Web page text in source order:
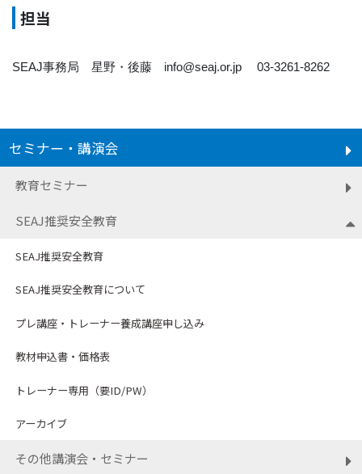
担当
SEAJ事務局 星野・後藤 info@seaj.or.jp 03-3261-8262
セミナー・講演会
教育セミナー
SEAJ推奨安全教育
SEAJ推奨安全教育
SEAJ推奨安全教育について
プレ講座・トレーナー養成講座申し込み
教材申込書・価格表
トレーナー専用（要ID/PW）
アーカイブ
その他講演会・セミナー